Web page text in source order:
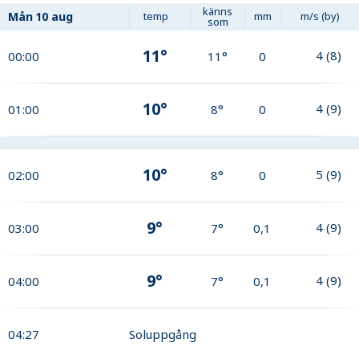
Mån 10 aug temp känns
som mm m/s (by)
00:00 11° 11° 0 4 (8)
01:00 10° 8° 0 4 (9)
02:00 10° 8° 0 5 (9)
03:00 9° 7° 0,1 4 (9)
04:00 9° 7° 0,1 4 (9)
04:27 Soluppgång